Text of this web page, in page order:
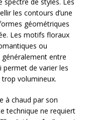
les contours d’une
géométriques
Les motifs floraux
ou
entre
permet de varier les
volumineux.
à chaud par son
technique ne requiert